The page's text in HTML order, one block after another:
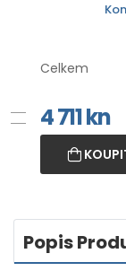
Celkem
4 711kn
Popis